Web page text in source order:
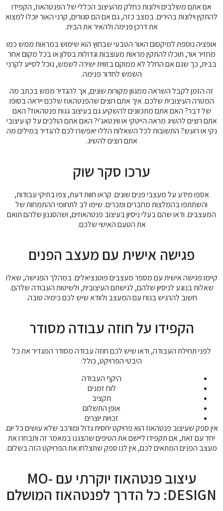
אם אתם משלבים וילונות כחלק מהעיצוב הכללי של הפנטהאוז, הקפידו
להתקין וילונות בהירים. במצב כזה, גם אם הם סגורים, קרני האור יוכלו למצוא
את דרכן פנימה ולהאיר את הבית.
אופציה נוספת למיקסום האור הטבעי שבחוץ הוא שימוש במראות ממש כמו
מחזיר אור, תוכלו להתקין מראות מעוצבות וגדולות בסלון או בכל מקום אחר
בבית, כך שגם אם החלל לא ממוקם בזווית ישירה לשמש, נוכל לסייע לקרני
השמש לחדור פנימה.
זה הזמן לקבל השראה ממגוון מקורות שונים, אך להגדיר ממש בכתב מה
המטרה העיצובית שלכם. איך אתם רוצים שהפנטהאוז שלכם ייראה בסופו
של דבר? האם אתם מתכוונים להשקיע גם בעיצוב גגות פנטהאוז? האם
אתם רוצים להשיג מראה הייטקי או ווינטאג'י? האם אתם הולכים על קו עיצובי
נקי או רועש? התשובות לכל השאלות הללו יאפשרו לכם להגדיר במילים מה
אתם רוצים להשיג.
ערכו סקר שוק
אספו מידע על מעצבי פנים שונים. קראו חוות דעת, צפו בתיקי עבודות,
והשתתפו בהמלצות מחברים ומכרים. שימו לב לתחומי ההתמחות של
המעצבים. ודאו שהם בעלי ניסיון בעיצוב פנטהאוזים, ושהסגנון שלהם תואם
את הטעם האישי שלכם.
פגישה אישית עם מעצב הפנים
קיימו פגישה אישית עם מספר מעצבים פוטנציאלים. במהלך הפגישה, שאלו
שאלות בנוגע לניסיון שלהם, לגישתם העיצובית, ולשיטות העבודה שלהם.
חשוב להרגיש בנוח עם המעצב ולוודא שיש לכם כימיה טובה.
הקפידו על חוזה עבודה מסודר
לפני תחילת העבודה, ודאו שיש לכם חוזה עבודה מסודר המגדיר את כל
היבטי הפרויקט, כולל:
היקף העבודה
לוח זמנים
תקציב
אופן התשלום
זכויות יוצרים
אין ספק שעיצוב פנטהאוז הוא פרויקט יחסית גדול ומורכב שלא עושים כל יום.
יחד עם זאת, אם תקפידו ליישם את הטיפים שהצגנו במאמר זה ותבחרו את
מעצב הפנים המתאים לכם, אין לנו ספק שתצלחו את הפרויקט הזה בשלום.
עיצוב פנטהאוז יוקרתי עם MO-
DESIGN: כל הדרך לפנטהאוז המושלם